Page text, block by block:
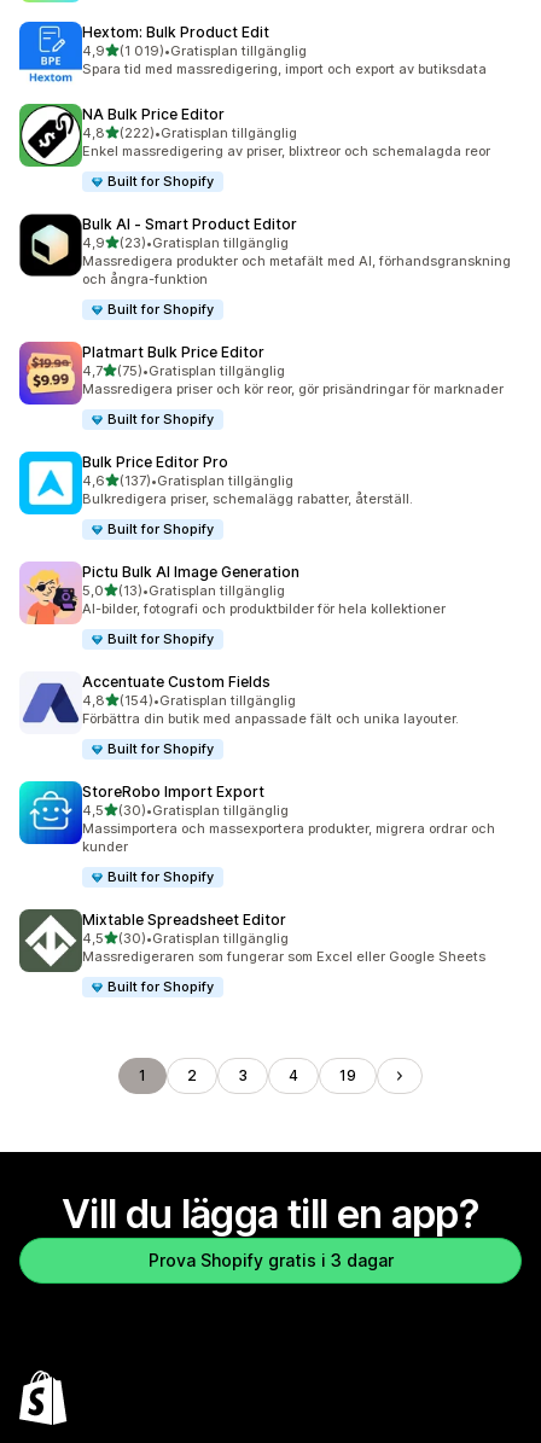
Hextom: Bulk Product Edit
4,9av 5 stjärnor
(1 019)
1019 recensioner totalt
•Gratisplan tillgänglig
Spara tid med massredigering, import och export av butiksdata
NA Bulk Price Editor
4,8av 5 stjärnor
(222)
222 recensioner totalt
•Gratisplan tillgänglig
Enkel massredigering av priser, blixtreor och schemalagda reor
Built for Shopify
Bulk AI ‑ Smart Product Editor
4,9av 5 stjärnor
(23)
23 recensioner totalt
•Gratisplan tillgänglig
Massredigera produkter och metafält med AI, förhandsgranskning
och ångra-funktion
Built for Shopify
Platmart Bulk Price Editor
4,7av 5 stjärnor
(75)
75 recensioner totalt
•Gratisplan tillgänglig
Massredigera priser och kör reor, gör prisändringar för marknader
Built for Shopify
Bulk Price Editor Pro
4,6av 5 stjärnor
(137)
137 recensioner totalt
•Gratisplan tillgänglig
Bulkredigera priser, schemalägg rabatter, återställ.
Built for Shopify
Pictu Bulk AI Image Generation
5,0av 5 stjärnor
(13)
13 recensioner totalt
•Gratisplan tillgänglig
AI-bilder, fotografi och produktbilder för hela kollektioner
Built for Shopify
Accentuate Custom Fields
4,8av 5 stjärnor
(154)
154 recensioner totalt
•Gratisplan tillgänglig
Förbättra din butik med anpassade fält och unika layouter.
Built for Shopify
StoreRobo Import Export
4,5av 5 stjärnor
(30)
30 recensioner totalt
•Gratisplan tillgänglig
Massimportera och massexportera produkter, migrera ordrar och
kunder
Built for Shopify
Mixtable Spreadsheet Editor
4,5av 5 stjärnor
(30)
30 recensioner totalt
•Gratisplan tillgänglig
Massredigeraren som fungerar som Excel eller Google Sheets
Built for Shopify
1 2 3 4 19
Vill du lägga till en app?
Prova Shopify gratis i 3 dagar